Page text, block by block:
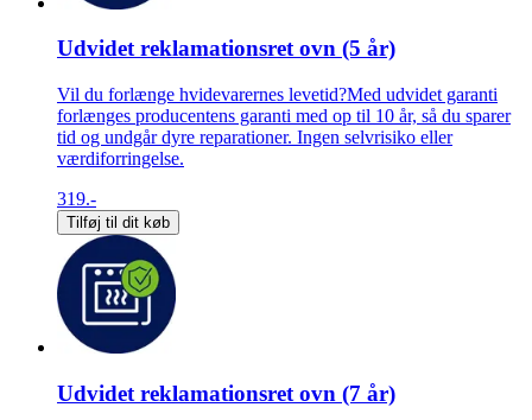
Udvidet reklamationsret ovn (5 år)
Vil du forlænge hvidevarernes levetid?Med udvidet garanti
forlænges producentens garanti med op til 10 år, så du sparer
tid og undgår dyre reparationer. Ingen selvrisiko eller
værdiforringelse.
319.-
Tilføj til dit køb
Udvidet reklamationsret ovn (7 år)